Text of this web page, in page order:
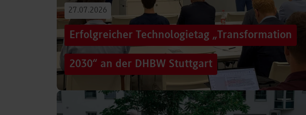
27.07.2026
Erfolgreicher Technologietag „Transformation
2030“ an der DHBW Stuttgart
Wie gelingt Transformation in einer Zeit, in der sich Technologien, Märkte
und gesellschaftliche Rahmenbedingungen immer schneller verändern?
Genau…